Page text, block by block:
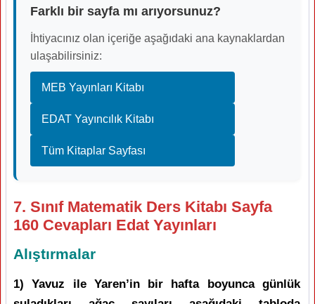
Farklı bir sayfa mı arıyorsunuz?
İhtiyacınız olan içeriğe aşağıdaki ana kaynaklardan
ulaşabilirsiniz:
MEB Yayınları Kitabı
EDAT Yayıncılık Kitabı
Tüm Kitaplar Sayfası
7. Sınıf Matematik Ders Kitabı Sayfa
160 Cevapları Edat Yayınları
Alıştırmalar
1) Yavuz ile Yaren’in bir hafta boyunca günlük